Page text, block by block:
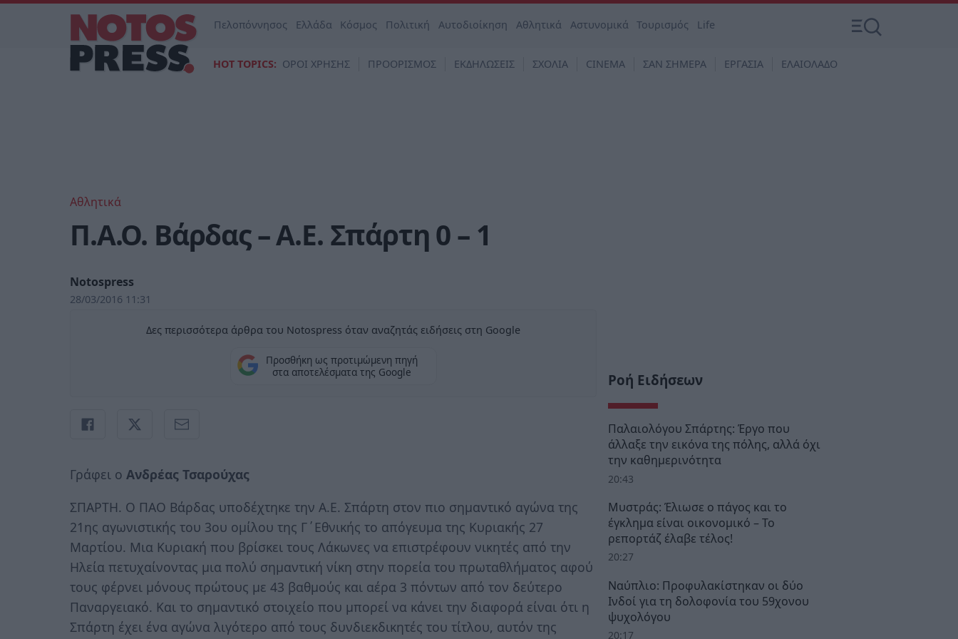
Πελοπόννησος Ελλάδα Κόσμος Πολιτική Αυτοδιοίκηση Αθλητικά Αστυνομικά Τουρισμός Life
HOT TOPICS: ΟΡΟΙ ΧΡΗΣΗΣ ΠΡΟΟΡΙΣΜΟΣ ΕΚΔΗΛΩΣΕΙΣ ΣΧΟΛΙΑ CINEMA ΣΑΝ ΣΗΜΕΡΑ ΕΡΓΑΣΙΑ ΕΛΑΙΟΛΑΔΟ
Αθλητικά
Π.Α.Ο. Βάρδας – Α.Ε. Σπάρτη 0 – 1
Notospress
28/03/2016 11:31
Δες περισσότερα άρθρα του Notospress όταν αναζητάς ειδήσεις στη Google
Προσθήκη ως προτιμώμενη πηγή
στα αποτελέσματα της Google
Γράφει ο Ανδρέας Τσαρούχας
ΣΠΑΡΤΗ. Ο ΠΑΟ Βάρδας υποδέχτηκε την Α.Ε. Σπάρτη στον πιο σημαντικό αγώνα της
21ης αγωνιστικής του 3ου ομίλου της Γ΄Εθνικής το απόγευμα της Κυριακής 27
Μαρτίου. Μια Κυριακή που βρίσκει τους Λάκωνες να επιστρέφουν νικητές από την
Ηλεία πετυχαίνοντας μια πολύ σημαντική νίκη στην πορεία του πρωταθλήματος αφού
τους φέρνει μόνους πρώτους με 43 βαθμούς και αέρα 3 πόντων από τον δεύτερο
Παναργειακό. Και το σημαντικό στοιχείο που μπορεί να κάνει την διαφορά είναι ότι η
Σπάρτη έχει ένα αγώνα λιγότερο από τους δυνδιεκδικητές του τίτλου, αυτόν της
Ροή Ειδήσεων
Παλαιολόγου Σπάρτης: Έργο που
άλλαξε την εικόνα της πόλης, αλλά όχι
την καθημερινότητα
20:43
Μυστράς: Έλιωσε ο πάγος και το
έγκλημα είναι οικονομικό – Το
ρεπορτάζ έλαβε τέλος!
20:27
Ναύπλιο: Προφυλακίστηκαν οι δύο
Ινδοί για τη δολοφονία του 59χονου
ψυχολόγου
20:17